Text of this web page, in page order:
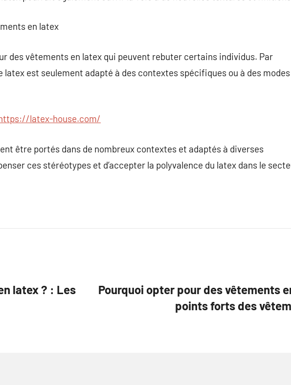
en latex
des vêtements en latex qui peuvent rebuter certains individus. Par
latex est seulement adapté à des contextes spécifiques ou à des modes
latex-house.com/
être portés dans de nombreux contextes et adaptés à diverses
ces stéréotypes et d’accepter la polyvalence du latex dans le
latex ? : Les
Pourquoi opter pour des vêtements
points forts des